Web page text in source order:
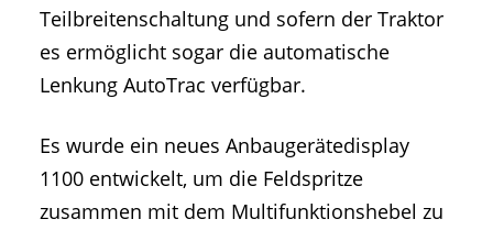
Teilbreitenschaltung und sofern der Traktor
es ermöglicht sogar die automatische
Lenkung AutoTrac verfügbar.
Es wurde ein neues Anbaugerätedisplay
1100 entwickelt, um die Feldspritze
zusammen mit dem Multifunktionshebel zu